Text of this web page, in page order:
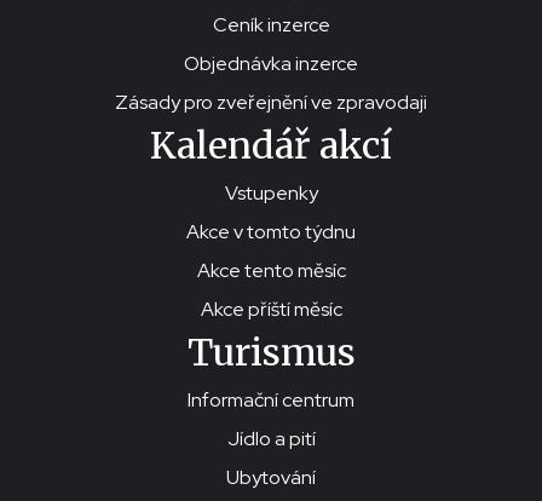
Ceník inzerce
Objednávka inzerce
Zásady pro zveřejnění ve zpravodaji
Kalendář akcí
Vstupenky
Akce v tomto týdnu
Akce tento měsíc
Akce příští měsíc
Turismus
Informační centrum
Jídlo a pití
Ubytování